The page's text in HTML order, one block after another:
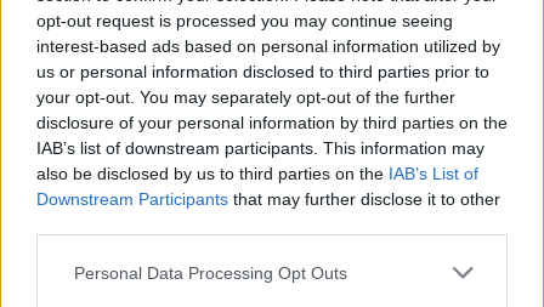
opt-out request is processed you may continue seeing
interest-based ads based on personal information utilized by
us or personal information disclosed to third parties prior to
your opt-out. You may separately opt-out of the further
disclosure of your personal information by third parties on the
IAB’s list of downstream participants. This information may
also be disclosed by us to third parties on the IAB’s List of
Downstream Participants that may further disclose it to other
Personal Data Processing Opt Outs
Jos video ei näy laitteellasi voit katsoa sen suoraan
Youtubesta .